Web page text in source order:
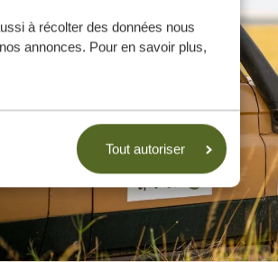
à récolter des données nous
annonces. Pour en savoir plus,
Tout autoriser